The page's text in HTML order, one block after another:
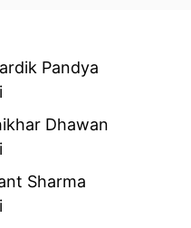
Hardik Pandya
Dhawan
Sharma